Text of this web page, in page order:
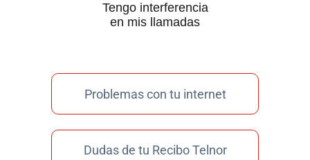
Tengo interferencia
en mis llamadas
Problemas con tu internet
Dudas de tu Recibo Telnor